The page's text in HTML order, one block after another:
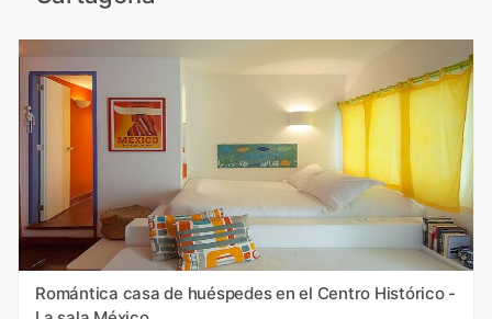
Romántica casa de huéspedes en el Centro Histórico -